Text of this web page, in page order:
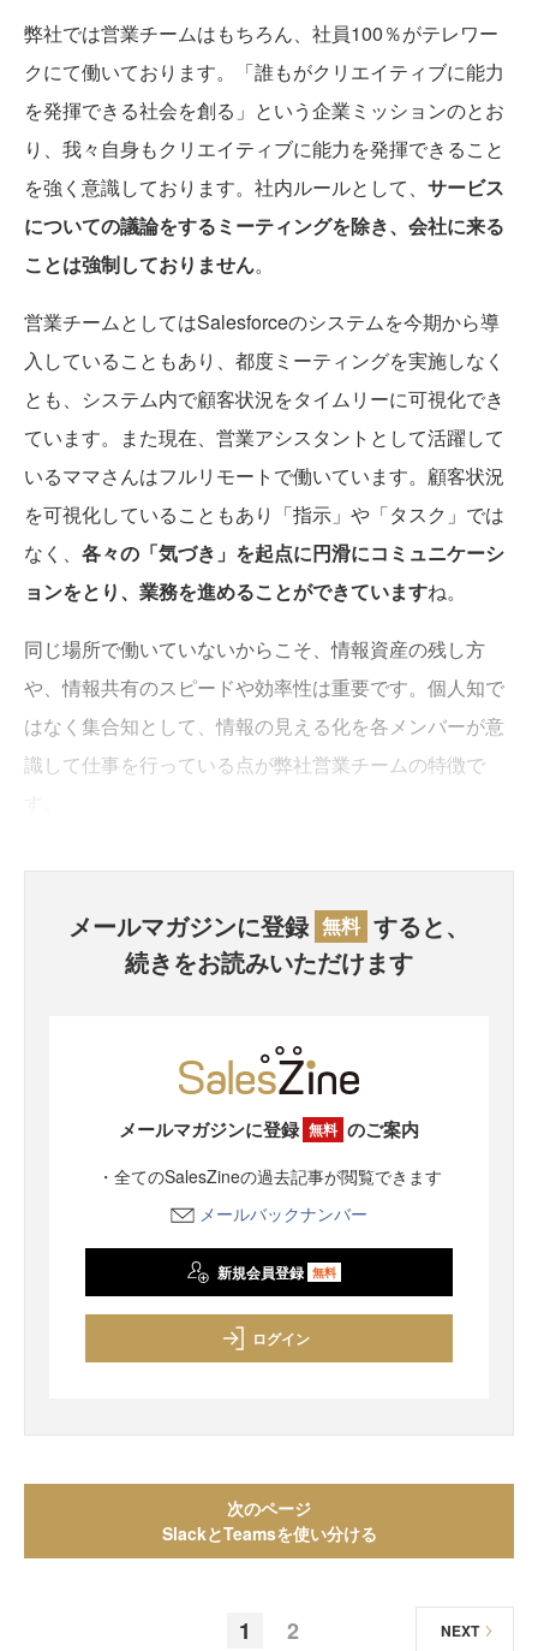
弊社では営業チームはもちろん、社員100％がテレワー
クにて働いております。「誰もがクリエイティブに能力
を発揮できる社会を創る」という企業ミッションのとお
り、我々自身もクリエイティブに能力を発揮できること
を強く意識しております。社内ルールとして、 サービス
についての議論をするミーティングを除き、会社に来る
ことは強制しておりません。
営業チームとしてはSalesforceのシステムを今期から導
入していることもあり、都度ミーティングを実施しなく
とも、システム内で顧客状況をタイムリーに可視化でき
ています。また現在、営業アシスタントとして活躍して
いるママさんはフルリモートで働いています。顧客状況
を可視化していることもあり「指示」や「タスク」では
なく、 各々の「気づき」を起点に円滑にコミュニケーシ
ョンをとり、業務を進めることができていますね。
同じ場所で働いていないからこそ、情報資産の残し方
や、情報共有のスピードや効率性は重要です。個人知で
はなく集合知として、情報の見える化を各メンバーが意
識して仕事を行っている点が弊社営業チームの特徴で
メールマガジンに登録 無料 すると、
続きをお読みいただけます
メールマガジンに登録 無料 のご案内
・全てのSalesZineの過去記事が閲覧できます
メールバックナンバー
新規会員登録 無料
ログイン
次のページ
SlackとTeamsを使い分ける
1 2 NEXT